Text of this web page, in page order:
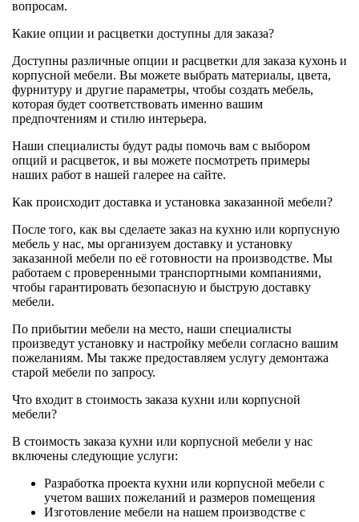
вопросам.
Какие опции и расцветки доступны для заказа?
Доступны различные опции и расцветки для заказа кухонь и
корпусной мебели. Вы можете выбрать материалы, цвета,
фурнитуру и другие параметры, чтобы создать мебель,
которая будет соответствовать именно вашим
предпочтениям и стилю интерьера.
Наши специалисты будут рады помочь вам с выбором
опций и расцветок, и вы можете посмотреть примеры
наших работ в нашей галерее на сайте.
Как происходит доставка и установка заказанной мебели?
После того, как вы сделаете заказ на кухню или корпусную
мебель у нас, мы организуем доставку и установку
заказанной мебели по её готовности на производстве. Мы
работаем с проверенными транспортными компаниями,
чтобы гарантировать безопасную и быструю доставку
мебели.
По прибытии мебели на место, наши специалисты
произведут установку и настройку мебели согласно вашим
пожеланиям. Мы также предоставляем услугу демонтажа
старой мебели по запросу.
Что входит в стоимость заказа кухни или корпусной
мебели?
В стоимость заказа кухни или корпусной мебели у нас
включены следующие услуги:
Разработка проекта кухни или корпусной мебели с
учетом ваших пожеланий и размеров помещения
Изготовление мебели на нашем производстве с